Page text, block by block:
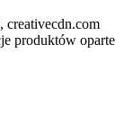
produktów oparte